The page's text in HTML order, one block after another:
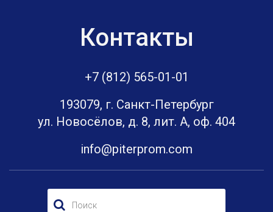
Контакты
+7 (812) 565-01-01
193079, г. Санкт-Петербург
ул. Новосёлов, д. 8, лит. А, оф. 404
info@piterprom.com